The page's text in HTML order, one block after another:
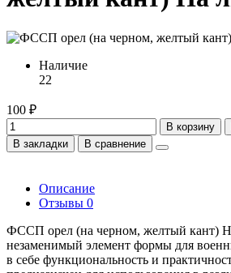
Наличие
22
100 ₽
В корзину
В закладки
В сравнение
Описание
Отзывы 0
ФССП орел (на черном, желтый кант)
незаменимый элемент формы для
в себе функциональность и